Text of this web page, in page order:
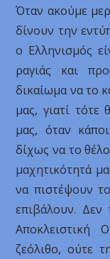
Όταν ακούμε
δίνουν την
ο Ελληνισμός
ραγιάς και
δικαίωμα να το
μας, γιατί
μας, όταν
δίχως να το
μαχητικότητά
να πιστέψουν
επιβάλουν. Δεν
Αποκλειστική
ζεόλιθο, ούτε